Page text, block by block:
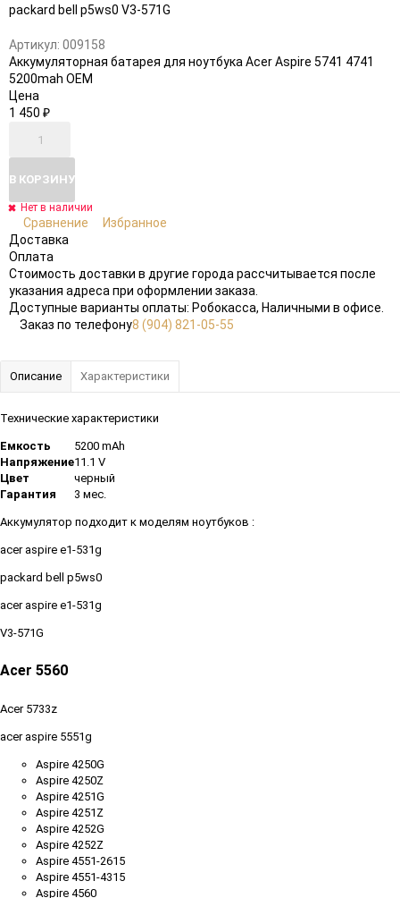
Артикул: 009158
Аккумуляторная батарея для ноутбука Acer Aspire 5741 4741
5200mah OEM
Цена
1 450 ₽
В КОРЗИНУ
Нет в наличии
Сравнение
Избранное
Доставка
Оплата
Стоимость доставки в другие города рассчитывается после
указания адреса при оформлении заказа.
Доступные варианты оплаты: Робокасса, Наличными в офисе.
Заказ по телефону8 (904) 821-05-55
Описание Характеристики
Технические характеристики
Емкость
5200 mAh
Напряжение11.1 V
Цвет
черный
Гарантия
3 мес.
Аккумулятор подходит к моделям ноутбуков :
acer aspire e1-531g
packard bell p5ws0
acer aspire e1-531g
V3-571G
Acer 5560
Acer 5733z
acer aspire 5551g
Aspire 4250G
Aspire 4250Z
Aspire 4251G
Aspire 4251Z
Aspire 4252G
Aspire 4252Z
Aspire 4551-2615
Aspire 4551-4315
Aspire 4560